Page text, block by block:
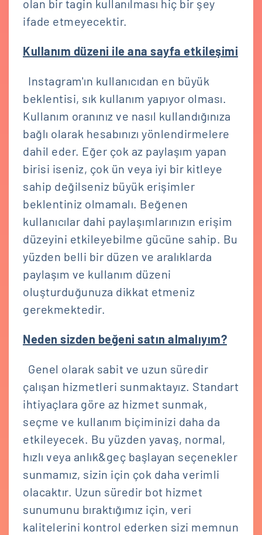
olan bir tagin kullanılması hiç bir şey
ifade etmeyecektir.
Kullanım düzeni ile ana sayfa etkileşimi
Instagram'ın kullanıcıdan en büyük
beklentisi, sık kullanım yapıyor olması.
Kullanım oranınız ve nasıl kullandığınıza
bağlı olarak hesabınızı yönlendirmelere
dahil eder. Eğer çok az paylaşım yapan
birisi iseniz, çok ün veya iyi bir kitleye
sahip değilseniz büyük erişimler
beklentiniz olmamalı. Beğenen
kullanıcılar dahi paylaşımlarınızın erişim
düzeyini etkileyebilme gücüne sahip. Bu
yüzden belli bir düzen ve aralıklarda
paylaşım ve kullanım düzeni
oluşturduğunuza dikkat etmeniz
gerekmektedir.
Neden sizden beğeni satın almalıyım?
Genel olarak sabit ve uzun süredir
çalışan hizmetleri sunmaktayız. Standart
ihtiyaçlara göre az hizmet sunmak,
seçme ve kullanım biçiminizi daha da
etkileyecek. Bu yüzden yavaş, normal,
hızlı veya anlık&geç başlayan seçenekler
sunmamız, sizin için çok daha verimli
olacaktır. Uzun süredir bot hizmet
sunumunu bıraktığımız için, veri
kalitelerini kontrol ederken sizi memnun